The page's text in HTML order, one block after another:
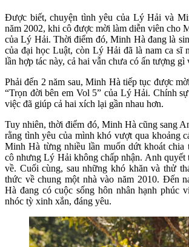
Được biết, chuyện tình yêu của Lý Hải và
năm 2002, khi cô được mời làm diễn viên cho
của Lý Hải. Thời điểm đó, Minh Hà đang là
của đại học Luật, còn Lý Hải đã là nam ca sĩ
lần hợp tác này, cả hai vẫn chưa có ấn tượng gì
Phải đến 2 năm sau, Minh Hà tiếp tục được
“Trọn đời bên em Vol 5” của Lý Hải. Chính
việc đã giúp cả hai xích lại gần nhau hơn.
Tuy nhiên, thời điểm đó, Minh Hà cũng sang
rằng tình yêu của mình khó vượt qua khoảng
Minh Hà từng nhiều lần muốn dứt khoát chia
cô nhưng Lý Hải không chấp nhận. Anh
về. Cuối cùng, sau những khó khăn và thử
thức về chung một nhà vào năm 2010. Đến
Hà đang có cuộc sống hôn nhân hạnh phúc
nhóc tỳ xinh xắn, đáng yêu.